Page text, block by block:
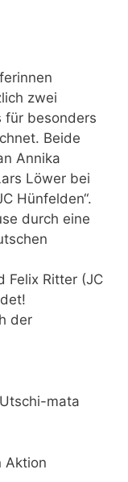
zwei
für besonders
Beide
Annika
Löwer bei
Hünfelden“.
durch eine
Felix Ritter (JC
der
mata
Aktion